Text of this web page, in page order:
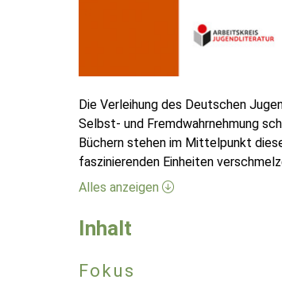
Die Verleihung des Deutschen
Selbst- und Fremdwahrnehmung
Büchern stehen im Mittelpunkt
faszinierenden Einheiten
Alles anzeigen
Inhalt
Fokus